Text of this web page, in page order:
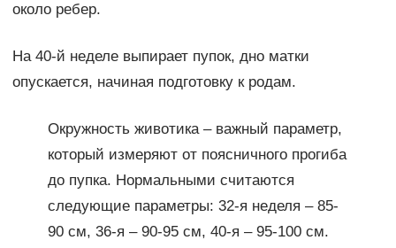
около ребер.
На 40-й неделе выпирает пупок, дно матки
опускается, начиная подготовку к родам.
Окружность животика – важный параметр,
который измеряют от поясничного прогиба
до пупка. Нормальными считаются
следующие параметры: 32-я неделя – 85-
90 см, 36-я – 90-95 см, 40-я – 95-100 см.